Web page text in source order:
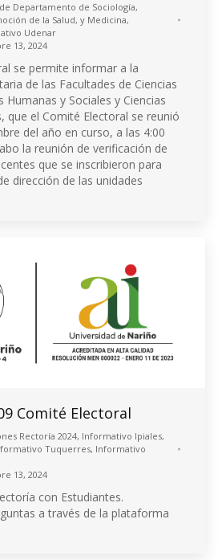
Departamento de Sociología,
de la Salud, y Medicina,
Udenar
13, 2024
se permite informar a la
de las Facultades de Ciencias
Humanas y Sociales y Ciencias
que el Comité Electoral se reunió
del año en curso, a las 4:00
la reunión de verificación de
que se inscribieron para
dirección de las unidades
Comité Electoral
Rectoría 2024, Informativo Ipiales,
Tuquerres, Informativo
13, 2024
con Estudiantes.
a través de la plataforma